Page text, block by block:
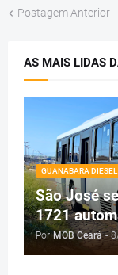
Postagem Anterior
AS MAIS LIDAS
GUANABARA DIESEL
São José
1721
Por MOB Ceará -